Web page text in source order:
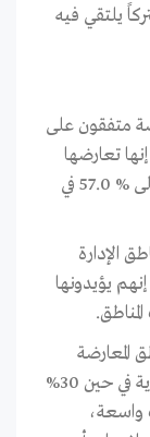
یلتقي فیه
متفقون ﻋﻠﯽ
تعارضها
بشدة: 44.0 % ﻓﻲ مناطق المعارضة وارتفعت إلی % 57.0 ﻓﻲ
الإدارة
إنهم یؤیدونها
55.3 ) ﻓﻲ مناطق المعارضة
اختاروا إجابات منحازة نحو المزید من اللامرکزیة في حين 30%
واسعة،